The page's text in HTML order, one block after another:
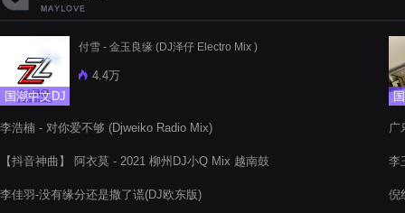
国潮中文DJ
付雪 - 金玉良缘 (DJ泽仔 Electro Mix )
4.4万
李浩楠 - 对你爱不够 (Djweiko Radio Mix)
【抖音神曲】 阿衣莫 - 2021 柳州DJ小Q Mix 越南鼓
李佳羽-没有缘分还是撒了谎(DJ欧东版)
广
李
倪